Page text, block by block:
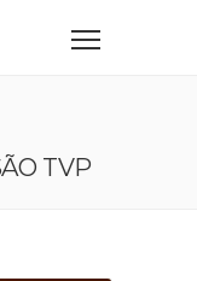
TVP